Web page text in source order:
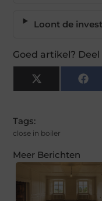
Loont de
Goed artikel?
X
(Twitter)
Tags:
close in boiler
Meer Berichten